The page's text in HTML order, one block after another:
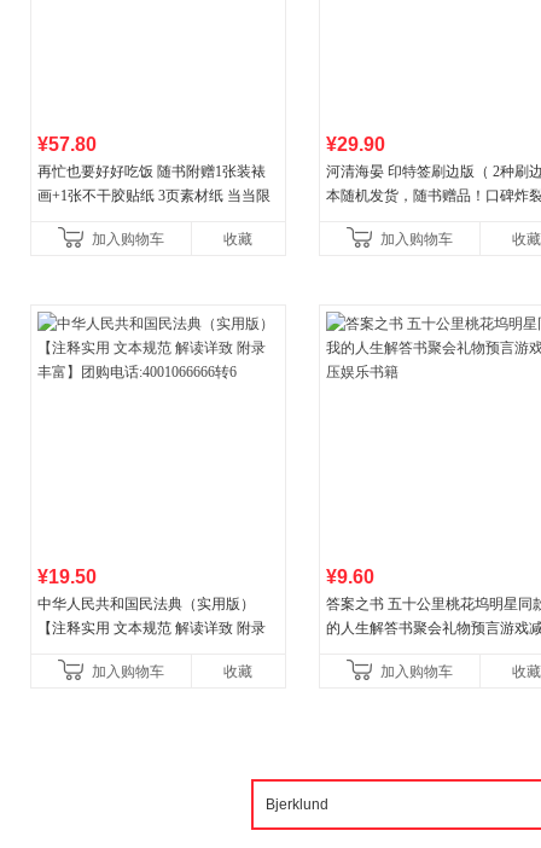
¥57.80
再忙也要好好吃饭 随书附赠1张装裱
画+1张不干胶贴纸 3页素材纸 当当限
加入购物车
收藏
¥29.90
河清海晏 印特签刷边版（ 2种刷
本随机发货，随书赠品！口碑炸
200万读者含泪力
加入购物车 收藏
¥19.50
中华人民共和国民法典（实用版）
【注释实用 文本规范 解读详致 附录
加入购物车
收藏
¥9.60
答案之书 五十公里桃花坞明星同
的人生解答书聚会礼物预言游戏
加入购物车
收藏